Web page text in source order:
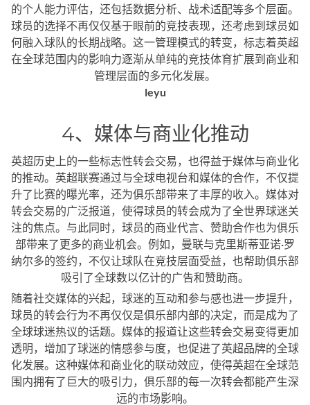
的个人能力评估，还包括数据分析、战术适配等多个层面。
球员的选择不再仅仅基于眼前的竞技表现，还考虑到球员如
何融入球队的长期战略。这一管理模式的转变，标志着英超
在全球范围内的影响力逐渐从单纯的竞技体育扩展到商业和
管理层面的多元化发展。
leyu
4、媒体与商业化推动
英超历史上的一些标志性转会交易，也得益于媒体与商业化
的推动。英超联赛通过与全球电视台和媒体的合作，不仅提
升了比赛的曝光率，还为俱乐部带来了丰厚的收入。媒体对
转会交易的广泛报道，使得球员的转会成为了全世界球迷关
注的焦点。与此同时，球员的商业代言、赞助合作也为俱乐
部带来了更多的商业机会。例如，曼联与克里斯蒂亚诺·罗
纳尔多的签约，不仅让球队在竞技层面受益，也帮助俱乐部
吸引了全球数以亿计的广告和赞助商。
随着社交媒体的兴起，球迷的互动和参与感也进一步提升，
球员的转会行为不再仅仅是俱乐部内部的决定，而是成为了
全球球迷热议的话题。媒体的报道让这些转会交易变得更加
透明，增加了球迷的情感参与度，也促进了英超品牌的全球
化发展。这种媒体和商业化的联动效应，使得英超在全球范
围内拥有了巨大的吸引力，俱乐部的每一次转会都能产生深
远的市场影响。